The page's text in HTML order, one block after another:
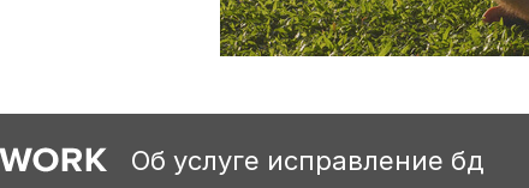
Об услуге исправление бд